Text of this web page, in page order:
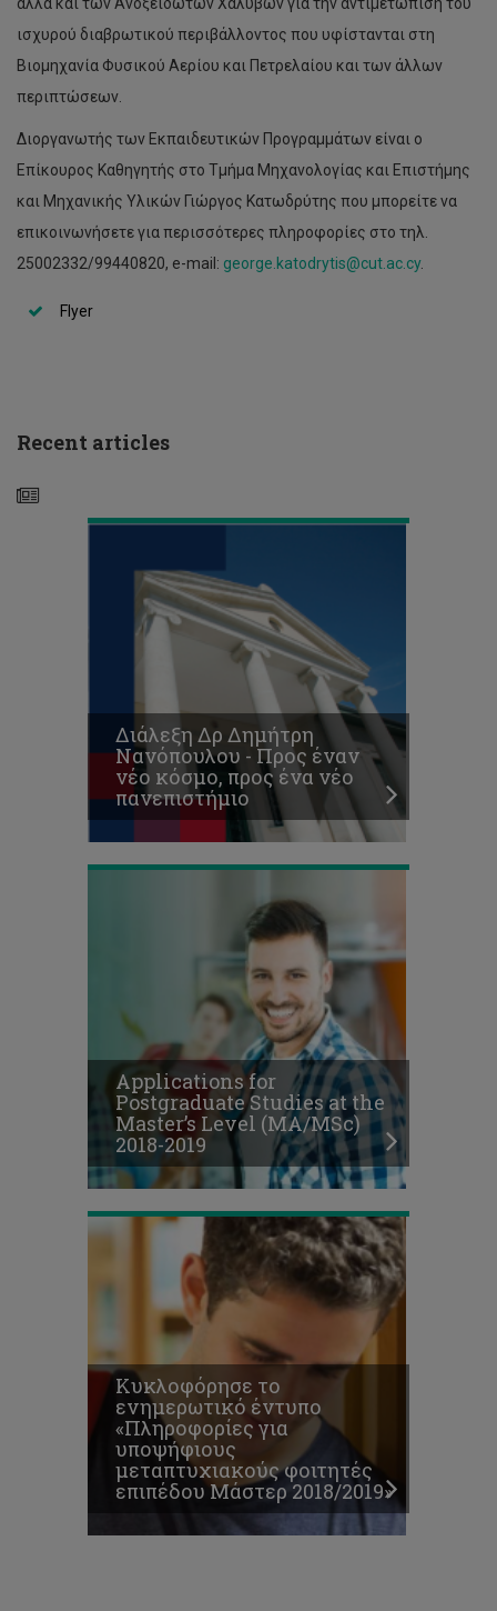
ισχυρού διαβρωτικού περιβάλλοντος που υφίστανται στη
Βιομηχανία Φυσικού Αερίου και Πετρελαίου και των άλλων
περιπτώσεων.
Διοργανωτής των Εκπαιδευτικών Προγραμμάτων είναι ο
Επίκουρος Καθηγητής στο Τμήμα Μηχανολογίας και Επιστήμης
και Μηχανικής Υλικών Γιώργος Κατωδρύτης που μπορείτε να
επικοινωνήσετε για περισσότερες πληροφορίες στο τηλ.
25002332/99440820, e-mail: george.katodrytis@cut.ac.cy.
Flyer
Recent articles
Δρ
Δημήτρη
ένα
νέο
Διάλεξη Δρ Δημήτρη
Νανόπουλου - Προς έναν
νέο κόσμο, προς ένα νέο
πανεπιστήμιο
Applications
for
Postgraduate
the
Master’s
Level
(MA/MSc)
2018-
2019
Applications for
Postgraduate Studies at the
Master’s Level (MA/MSc)
2018-2019
Κυκλοφόρησε
ενημερωτικό
«Πληροφορίες
για
υποψήφιους
μεταπτυχιακούς
φοιτητές
επιπέδου
Μάστερ
2018/2019»
Κυκλοφόρησε το
ενημερωτικό έντυπο
«Πληροφορίες για
υποψήφιους
μεταπτυχιακούς φοιτητές
επιπέδου Μάστερ 2018/2019»